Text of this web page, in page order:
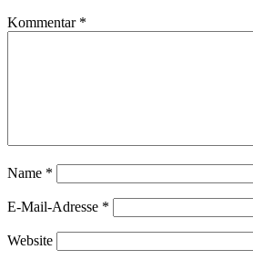
Kommentar *
Name *
E-Mail-Adresse *
Website